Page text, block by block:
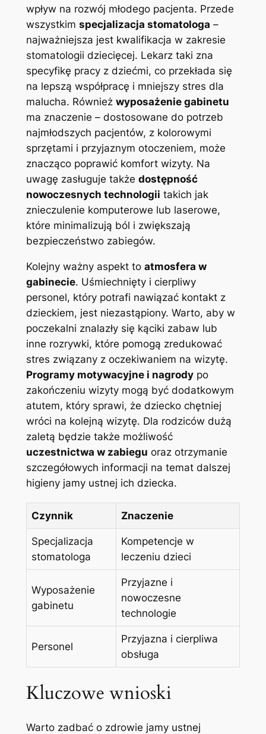
wpływ na rozwój młodego pacjenta. Przede
wszystkim specjalizacja stomatologa –
najważniejsza jest kwalifikacja w zakresie
stomatologii dziecięcej. Lekarz taki zna
specyfikę pracy z dziećmi, co przekłada się
na lepszą współpracę i mniejszy stres dla
malucha. Również wyposażenie gabinetu
ma znaczenie – dostosowane do potrzeb
najmłodszych pacjentów, z kolorowymi
sprzętami i przyjaznym otoczeniem, może
znacząco poprawić komfort wizyty. Na
uwagę zasługuje także dostępność
nowoczesnych technologii takich jak
znieczulenie komputerowe lub laserowe,
które minimalizują ból i zwiększają
bezpieczeństwo zabiegów.
Kolejny ważny aspekt to atmosfera w
gabinecie. Uśmiechnięty i cierpliwy
personel, który potrafi nawiązać kontakt z
dzieckiem, jest niezastąpiony. Warto, aby w
poczekalni znalazły się kąciki zabaw lub
inne rozrywki, które pomogą zredukować
stres związany z oczekiwaniem na wizytę.
Programy motywacyjne i nagrodypo
zakończeniu wizyty mogą być dodatkowym
atutem, który sprawi, że dziecko chętniej
wróci na kolejną wizytę. Dla rodziców dużą
zaletą będzie także możliwość
uczestnictwa w zabiegu oraz otrzymanie
szczegółowych informacji na temat dalszej
higieny jamy ustnej ich dziecka.
Czynnik Znaczenie
Specjalizacja
stomatologa
Kompetencje w
leczeniu dzieci
Wyposażenie
gabinetu
Przyjazne i
nowoczesne
technologie
Personel
Przyjazna i cierpliwa
obsługa
Kluczowe wnioski
Warto zadbać o zdrowie jamy ustnej